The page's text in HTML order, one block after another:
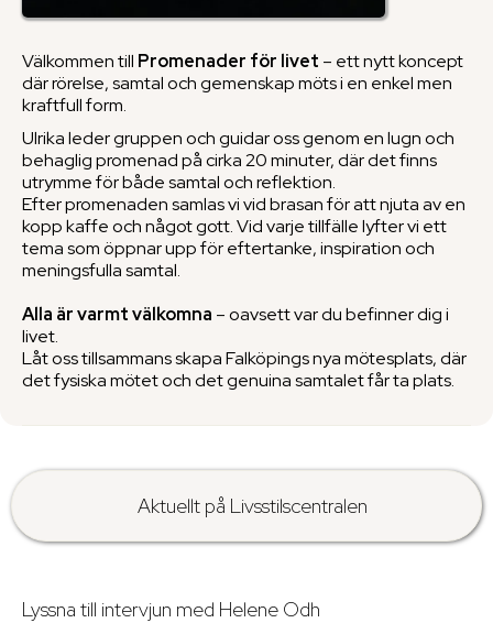
Välkommen till Promenader för livet – ett nytt koncept
där rörelse, samtal och gemenskap möts i en enkel men
kraftfull form.
Ulrika leder gruppen och guidar oss genom en lugn och
behaglig promenad på cirka 20 minuter, där det finns
utrymme för både samtal och reflektion.
Efter promenaden samlas vi vid brasan för att njuta av en
kopp kaffe och något gott. Vid varje tillfälle lyfter vi ett
tema som öppnar upp för eftertanke, inspiration och
meningsfulla samtal.
Alla är varmt välkomna – oavsett var du befinner dig i
livet.
Låt oss tillsammans skapa Falköpings nya mötesplats, där
det fysiska mötet och det genuina samtalet får ta plats.
Aktuellt på Livsstilscentralen
Lyssna till intervjun med Helene Odh